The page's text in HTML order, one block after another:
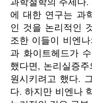
에 대한 연구는 과
인 것을 논리적인
조한 이들이 비엔
과 화이트헤드가
했다면, 논리실증
원시키려고 했다.
다. 하지만 비엔나